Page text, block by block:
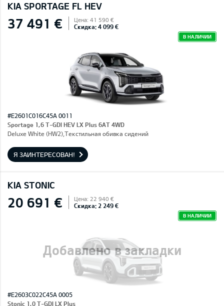
KIA SPORTAGE FL HEV
37 491 € Цена: 41 590 €
Скидка: 4 099 €
В НАЛИЧИИ
#E2601C016C45A 0011
Sportage 1,6 T-GDI HEV LX Plus 6AT 4WD
Deluxe White (HW2),Текстильная обивка сидений
Я ЗАИНТЕРЕСОВАН!
KIA STONIC
Добавлено в закладки
20 691 € Цена: 22 940 €
Скидка: 2 249 €
В НАЛИЧИИ
#E2603C022C45A 0005
Stonic 1,0 T-GDI LX Plus